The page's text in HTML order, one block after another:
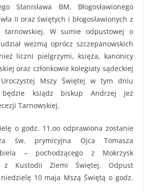
Stanisława BM, Błogosławionego
II oraz świętych i błogosławionych z
tarnowskiej. W sumie odpustowej o
wezmą oprócz szczepanowskich
liczni pielgrzymi, księża, kanonicy
oraz członkowie kolegiaty sądeckiej
Mszy Świętej w tym dniu
będzie ksiądz biskup Andrzej Jeż
Tarnowskiej.
o godz. 11.oo odprawiona zostanie
św. prymicyjna Ojca Tomasza
– pochodzącego z Mokrzysk
z Kustodii Ziemi Świętej. Odpust
10 maja Mszą Świętą o godz.